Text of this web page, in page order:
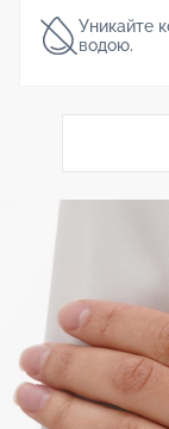
Уникайте
водою.